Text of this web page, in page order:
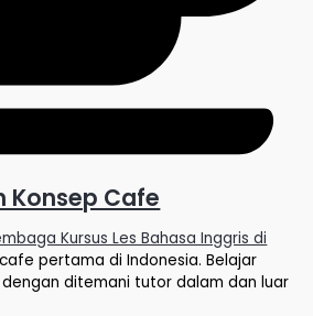
Konsep Cafe
Kursus Les Bahasa Inggris di
pertama di Indonesia. Belajar
dengan ditemani tutor dalam dan luar